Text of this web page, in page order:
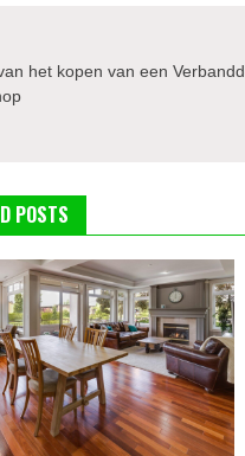
het kopen van een
POSTS